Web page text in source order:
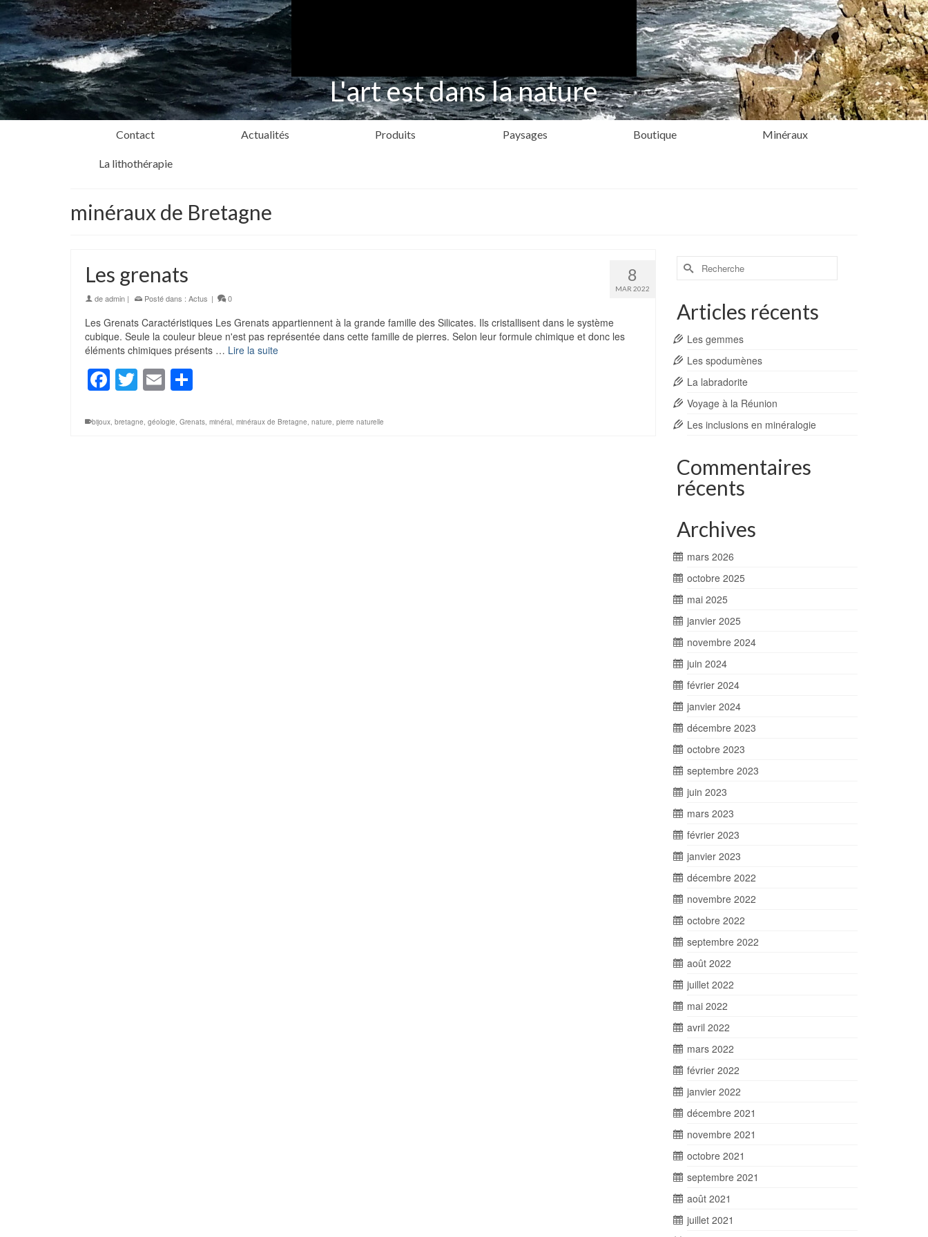
L'art est dans la nature
Contact Actualités Produits Paysages Boutique Minéraux
La lithothérapie
minéraux de Bretagne
8
MAR 2022
Les grenats
deadmin | Posté dans : Actus | 0
Les Grenats Caractéristiques Les Grenats appartiennent à la grande famille des Silicates. Ils cristallisent dans le système
cubique. Seule la couleur bleue n'est pas représentée dans cette famille de pierres. Selon leur formule chimique et donc les
éléments chimiques présents … Lire la suite
Facebook
Twitter
Email
bijoux, bretagne, géologie, Grenats, minéral, minéraux de Bretagne, nature, pierre naturelle
Rechercher :
Articles récents
Les gemmes
Les spodumènes
La labradorite
Voyage à la Réunion
Les inclusions en minéralogie
Commentaires
récents
Archives
mars 2026
octobre 2025
mai 2025
janvier 2025
novembre 2024
juin 2024
février 2024
janvier 2024
décembre 2023
octobre 2023
septembre 2023
juin 2023
mars 2023
février 2023
janvier 2023
décembre 2022
novembre 2022
octobre 2022
septembre 2022
août 2022
juillet 2022
mai 2022
avril 2022
mars 2022
février 2022
janvier 2022
décembre 2021
novembre 2021
octobre 2021
septembre 2021
août 2021
juillet 2021